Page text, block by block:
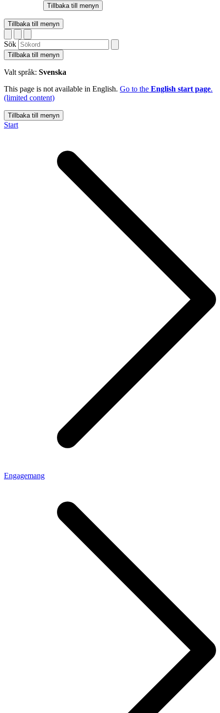
Tillbaka till menyn
Tillbaka till menyn
Sök
Tillbaka till menyn
Valt språk: Svenska
This page is not available in English. Go to the English start page.
(limited content)
Tillbaka till menyn
Start
Engagemang